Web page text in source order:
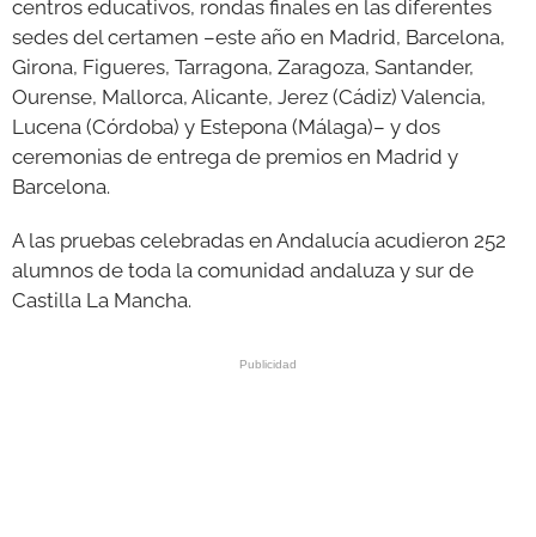
centros educativos, rondas finales en las diferentes
sedes del certamen –este año en Madrid, Barcelona,
Girona, Figueres, Tarragona, Zaragoza, Santander,
Ourense, Mallorca, Alicante, Jerez (Cádiz) Valencia,
Lucena (Córdoba) y Estepona (Málaga)– y dos
ceremonias de entrega de premios en Madrid y
Barcelona.
A las pruebas celebradas en Andalucía acudieron 252
alumnos de toda la comunidad andaluza y sur de
Castilla La Mancha.